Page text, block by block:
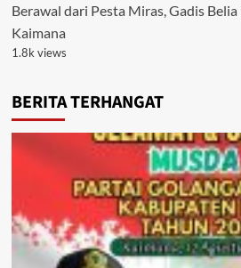
Berawal dari Pesta Miras, Gadis
Kaimana
1.8k views
BERITA TERHANGAT